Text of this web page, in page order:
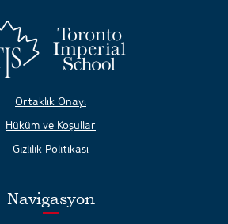
Ortaklık Onayı
Hüküm ve Koşullar
Gizlilik Politikası
Navigasyon